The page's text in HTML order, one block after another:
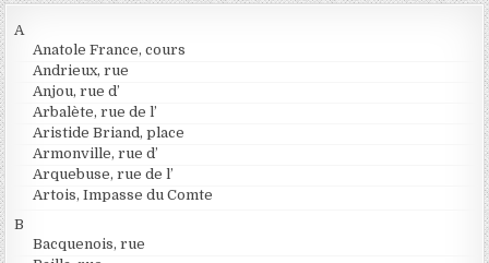
A
Anatole France, cours
Andrieux, rue
Anjou, rue d’
Arbalète, rue de l’
Aristide Briand, place
Armonville, rue d’
Arquebuse, rue de l’
Artois, Impasse du Comte
B
Bacquenois, rue